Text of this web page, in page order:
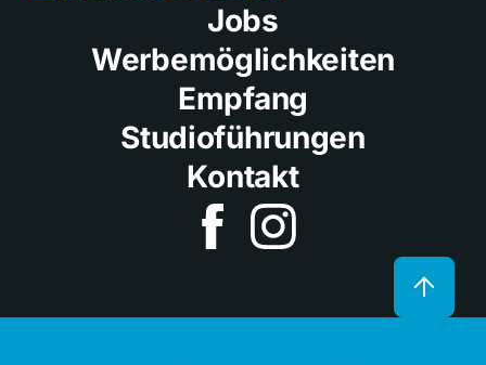
Jobs
Werbemöglichkeiten
Empfang
Studioführungen
Kontakt